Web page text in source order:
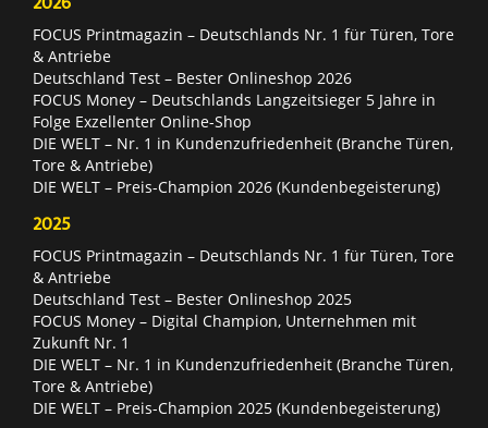
FOCUS Printmagazin – Deutschlands Nr. 1 für Türen, Tore
& Antriebe
Deutschland Test – Bester Onlineshop 2026
FOCUS Money – Deutschlands Langzeitsieger 5 Jahre in
Folge Exzellenter Online-Shop
DIE WELT – Nr. 1 in Kundenzufriedenheit (Branche Türen,
Tore & Antriebe)
DIE WELT – Preis-Champion 2026 (Kundenbegeisterung)
2025
FOCUS Printmagazin – Deutschlands Nr. 1 für Türen, Tore
& Antriebe
Deutschland Test – Bester Onlineshop 2025
FOCUS Money – Digital Champion, Unternehmen mit
Zukunft Nr. 1
DIE WELT – Nr. 1 in Kundenzufriedenheit (Branche Türen,
Tore & Antriebe)
DIE WELT – Preis-Champion 2025 (Kundenbegeisterung)